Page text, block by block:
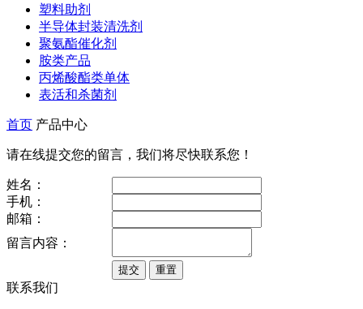
塑料助剂
半导体封装清洗剂
聚氨酯催化剂
胺类产品
丙烯酸酯类单体
表活和杀菌剂
首页 产品中心
请在线提交您的留言，我们将尽快联系您！
姓名：
手机：
邮箱：
留言内容：
联系我们